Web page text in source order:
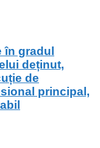
în gradul
deținut,
de
principal,